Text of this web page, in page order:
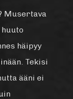
Musertava
häipyy
Tekisi
ääni ei